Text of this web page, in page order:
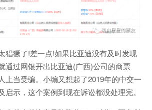
猖獗了!差一点!如果比亚迪没有及时发现
通过网银开出比亚迪(广西)公司的商票
上当受骗。小编又想起了2019年的中交一
启示，这个案例到现在诉讼都没处理完。